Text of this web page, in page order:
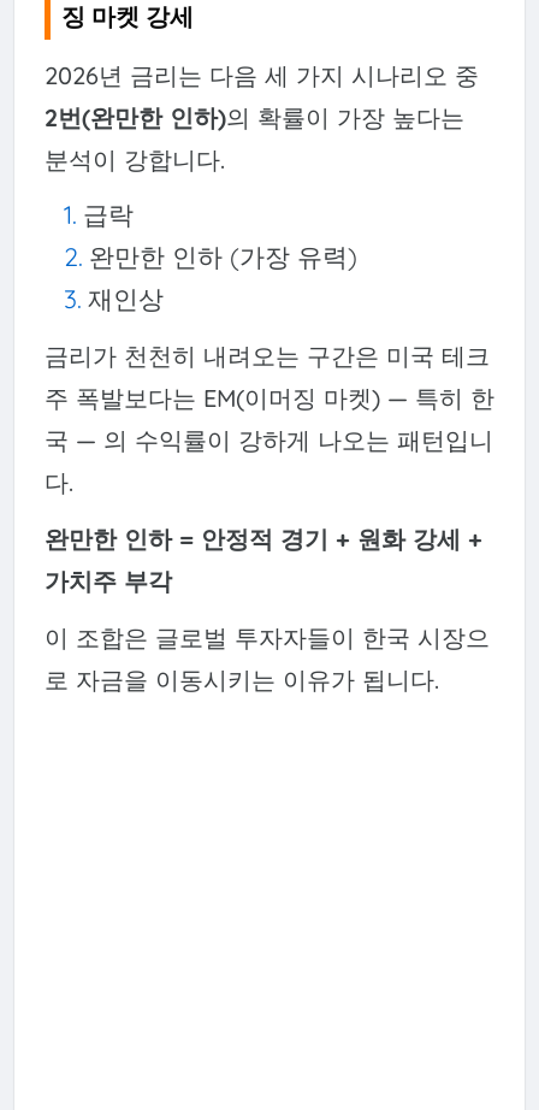
징 마켓 강세
2026년 금리는 다음 세 가지 시나리오 중
2번(완만한 인하)의 확률이 가장 높다는
분석이 강합니다.
급락
완만한 인하 (가장 유력)
재인상
금리가 천천히 내려오는 구간은 미국 테크
주 폭발보다는 EM(이머징 마켓) — 특히 한
국 — 의 수익률이 강하게 나오는 패턴입니
다.
완만한 인하 = 안정적 경기 + 원화 강세 +
가치주 부각
이 조합은 글로벌 투자자들이 한국 시장으
로 자금을 이동시키는 이유가 됩니다.